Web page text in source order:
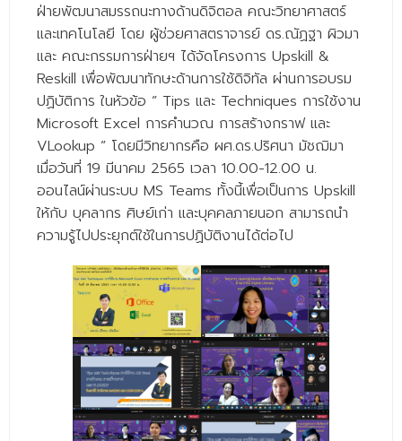
- - วิทยาศาสตร์ทั่วไป
- เทคโนโลยีบัณฑิต
- - เทคโนโลยีสารสนเทศ
ศูนย์บริการ
- ศูนย์เครื่องมือปฏิบัติการวิทยาศาสตร์
- ศูนย์สิ่งแวดล้อม
- ศูนย์ปัญญาประดิษฐ์เพื่อการศึกษา
สหกิจศึกษา
- ข่าวประชาสัมพันธ์
- ข่าวประชาสัมพันธ์ภายนอก
ฝ่ายพัฒนาสมรรถนะทางด้านดิจิตอล คณะวิทยาศาสตร์
และเทคโนโลยี โดย ผู้ช่วยศาสตราจารย์ ดร.ณัฏฐา ผิวมา
และ คณะกรรมการฝ่ายฯ ได้จัดโครงการ Upskill &
Reskill เพื่อพัฒนาทักษะด้านการใช้ดิจิทัล ผ่านการอบรม
ปฏิบัติการ ในหัวข้อ ” Tips และ Techniques การใช้งาน
Microsoft Excel การคำนวณ การสร้างกราฟ และ
VLookup ” โดยมีวิทยากรคือ ผศ.ดร.ปริศนา มัชฌิมา
เมื่อวันที่ 19 มีนาคม 2565 เวลา 10.00-12.00 น.
ออนไลน์ผ่านระบบ MS Teams ทั้งนี้เพื่อเป็นการ Upskill
ให้กับ บุคลากร ศิษย์เก่า และบุคคลภายนอก สามารถนำ
ความรู้ไปประยุกต์ใช้ในการปฏิบัติงานได้ต่อไป